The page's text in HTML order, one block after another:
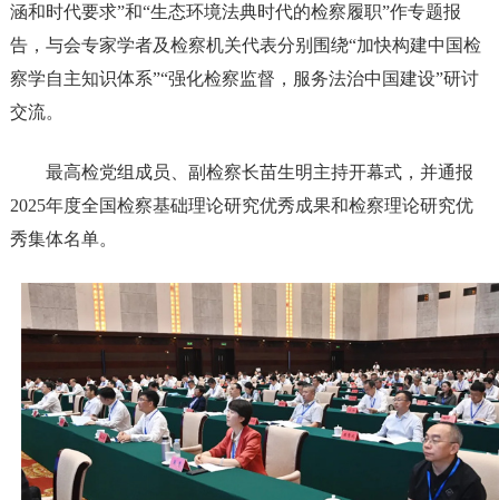
涵和时代要求”和“生态环境法典时代的检察履职”作专题报
告，与会专家学者及检察机关代表分别围绕“加快构建中国检
察学自主知识体系”“强化检察监督，服务法治中国建设”研讨
交流。
最高检党组成员、副检察长苗生明主持开幕式，并通报
2025年度全国检察基础理论研究优秀成果和检察理论研究优
秀集体名单。